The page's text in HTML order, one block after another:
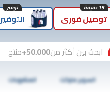
توصيل فوري
15 دقيقة
التوفير
توفير
ابحث بين أكثر من50,000+ منتج
السوبر ماركت المشروبات